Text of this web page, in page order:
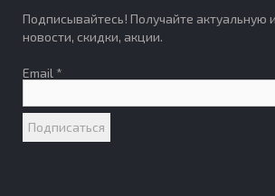
Подписывайтесь! Получайте
новости, скидки, акции.
Email *